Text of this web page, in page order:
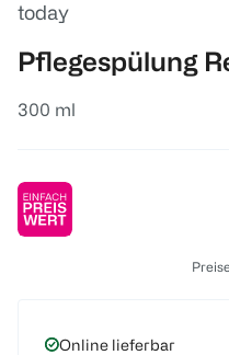
today
Pflegespülung
300 ml
Online lieferbar